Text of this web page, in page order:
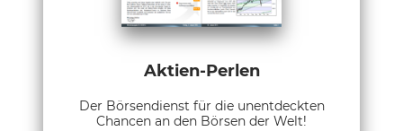
Aktien-Perlen
Der Börsendienst für die unentdeckten
Chancen an den Börsen der Welt!